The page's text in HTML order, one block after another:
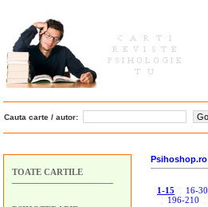
Cauta carte / autor:
TOATE CARTILE
Psihoshop.ro
1-15 16-30
196-210